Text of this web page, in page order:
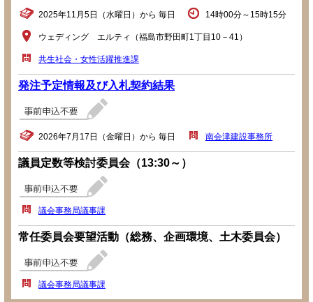
2025年11月5日（水曜日）から 毎日 14時00分～15時15分
ウェディング エルティ（福島市野田町1丁目10－41）
共生社会・女性活躍推進課
発注予定情報及び入札契約結果
2026年7月17日（金曜日）から 毎日 南会津建設事務所
議員定数等検討委員会（13:30～）
議会事務局議事課
常任委員会要望活動（総務、企画環境、土木委員会）
議会事務局議事課